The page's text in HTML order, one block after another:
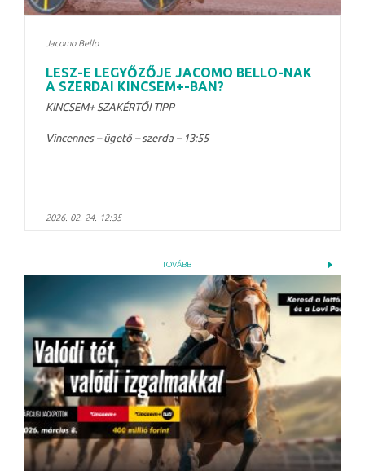
Jacomo Bello
LESZ-E LEGYŐZŐJE JACOMO BELLO-NAK
A SZERDAI KINCSEM+-BAN?
KINCSEM+ SZAKÉRTŐI TIPP
Vincennes – ügető – szerda – 13:55
2026. 02. 24. 12:35
TOVÁBB